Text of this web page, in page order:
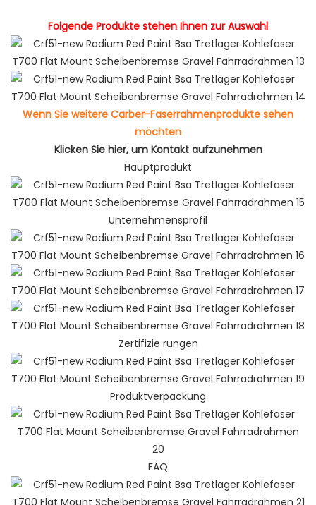
Folgende Produkte stehen Ihnen zur Auswahl
Wenn Sie weitere Carber-Faserrahmenprodukte sehen
möchten
Klicken Sie hier, um Kontakt aufzunehmen
Hauptprodukt
Unternehmensprofil
Zertifizie rungen
Produktverpackung
FAQ